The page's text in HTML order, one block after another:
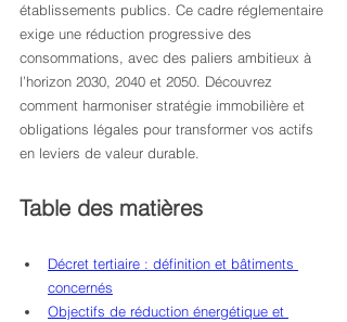
établissements publics. Ce cadre réglementaire
exige une réduction progressive des
consommations, avec des paliers ambitieux à
l’horizon 2030, 2040 et 2050. Découvrez
comment harmoniser stratégie immobilière et
obligations légales pour transformer vos actifs
en leviers de valeur durable.
Table des matières
Décret tertiaire : définition et bâtiments
concernés
Objectifs de réduction énergétique et